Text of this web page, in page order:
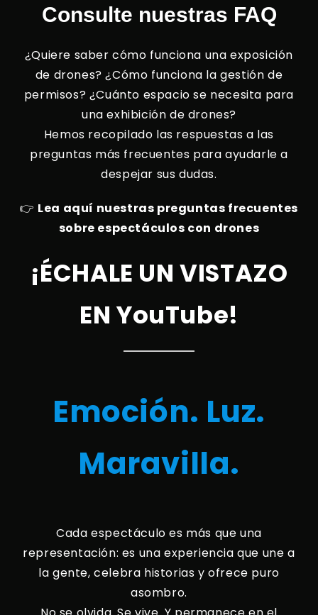
Consulte nuestras FAQ
¿Quiere saber cómo funciona una exposición
de drones? ¿Cómo funciona la gestión de
permisos? ¿Cuánto espacio se necesita para
una exhibición de drones?
Hemos recopilado las respuestas a las
preguntas más frecuentes para ayudarle a
despejar sus dudas.
👉 Lea aquí nuestras preguntas frecuentes
sobre espectáculos con drones
¡ÉCHALE UN VISTAZO
EN YouTube!
Emoción. Luz.
Maravilla.
Cada espectáculo es más que una
representación: es una experiencia que une a
la gente, celebra historias y ofrece puro
asombro.